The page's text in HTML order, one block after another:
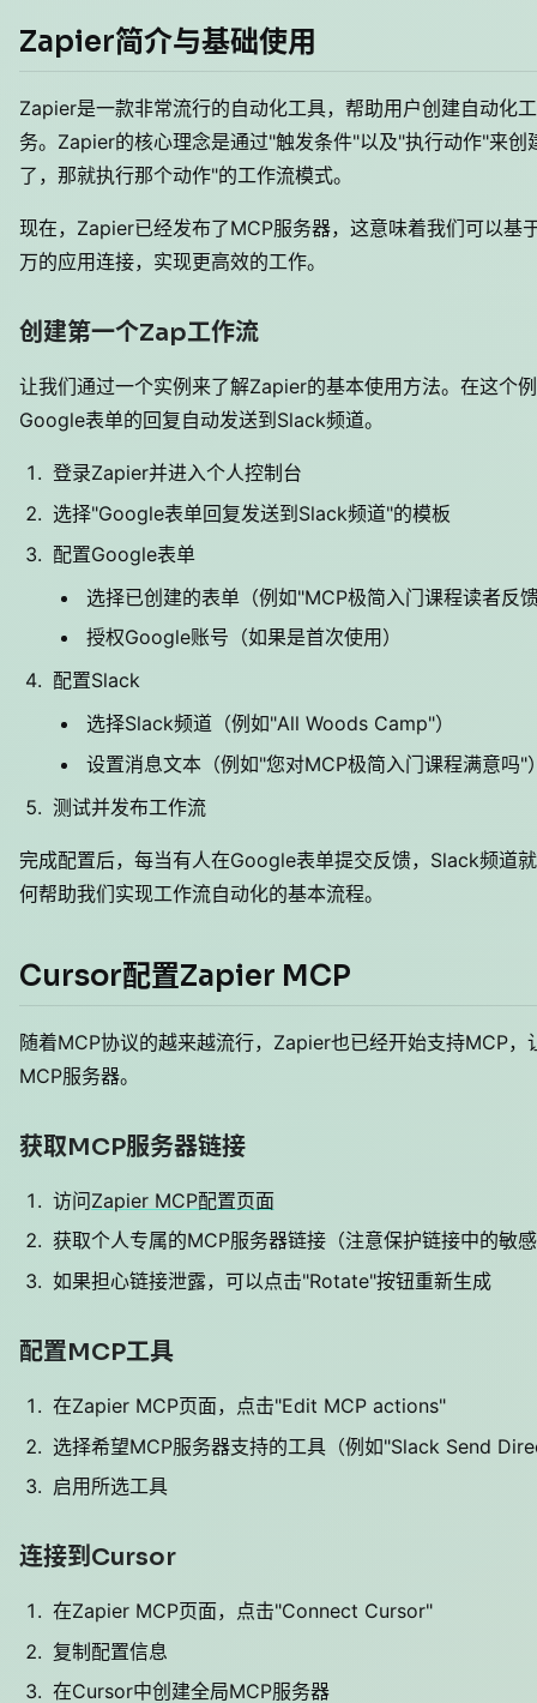
Zapier简介与基础使用
Zapier是一款非常流行的自动化工具，帮助用户创建自动化
务。Zapier的核心理念是通过"触发条件"以及"执行动作"来
了，那就执行那个动作"的工作流模式。
现在，Zapier已经发布了MCP服务器，这意味着我们可以基
万的应用连接，实现更高效的工作。
创建第一个Zap工作流
让我们通过一个实例来了解Zapier的基本使用方法。在这个
Google表单的回复自动发送到Slack频道。
登录Zapier并进入个人控制台
选择"Google表单回复发送到Slack频道"的模板
配置Google表单
选择已创建的表单（例如"MCP极简入门课程读者反
授权Google账号（如果是首次使用）
配置Slack
选择Slack频道（例如"All Woods Camp"）
设置消息文本（例如"您对MCP极简入门课程满意吗"
测试并发布工作流
完成配置后，每当有人在Google表单提交反馈，Slack频道
何帮助我们实现工作流自动化的基本流程。
Cursor配置Zapier MCP
随着MCP协议的越来越流行，Zapier也已经开始支持MCP
MCP服务器。
获取MCP服务器链接
访问Zapier MCP配置页面
获取个人专属的MCP服务器链接（注意保护链接中的敏
如果担心链接泄露，可以点击"Rotate"按钮重新生成
配置MCP工具
在Zapier MCP页面，点击"Edit MCP actions"
选择希望MCP服务器支持的工具（例如"Slack Send
启用所选工具
连接到Cursor
在Zapier MCP页面，点击"Connect Cursor"
复制配置信息
在Cursor中创建全局MCP服务器